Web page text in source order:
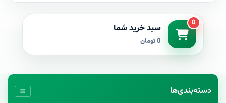
0 سبد خرید شما
0 تومان
دسته‌بندی‌ها